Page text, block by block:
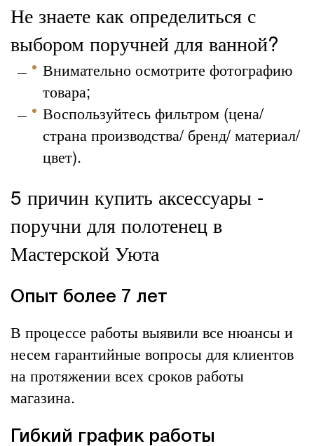
Не знаете как определиться с
выбором поручней для ванной?
Внимательно осмотрите фотографию
товара;
Воспользуйтесь фильтром (цена/
страна производства/ бренд/ материал/
цвет).
5 причин купить аксессуары -
поручни для полотенец в
Мастерской Уюта
Опыт более 7 лет
В процессе работы выявили все нюансы и
несем гарантийные вопросы для клиентов
на протяжении всех сроков работы
магазина.
Гибкий график работы